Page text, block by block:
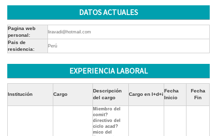
DATOS ACTUALES
Pagina web
personal:
liravadi@hotmail.com
Pais de
residencia:
Perú
EXPERIENCIA LABORAL
Institución Cargo
Descripción
del cargo
Cargo en I+d+i
Fecha
Inicio
Fecha
Fin
Miembro del
comit?
directivo del
ciclo acad?
mico del